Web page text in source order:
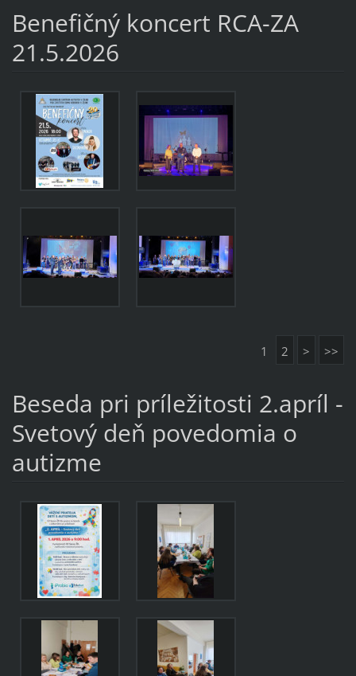
Benefičný koncert RCA-ZA
21.5.2026
1 2 > >>
Beseda pri príležitosti 2.apríl -
Svetový deň povedomia o
autizme